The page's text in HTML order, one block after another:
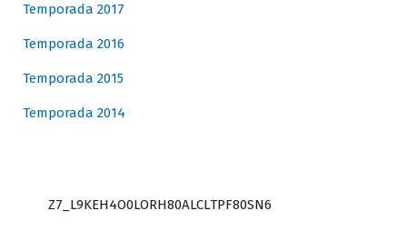
Temporada 2017
Temporada 2016
Temporada 2015
Temporada 2014
Z7_L9KEH4O0LORH80ALCLTPF80SN6